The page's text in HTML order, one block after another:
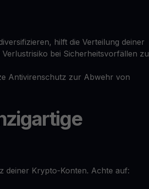
hilft die Verteilung deiner
bei Sicherheitsvorfällen zu
Antivirenschutz zur Abwehr von
deiner Krypto-Konten. Achte auf: